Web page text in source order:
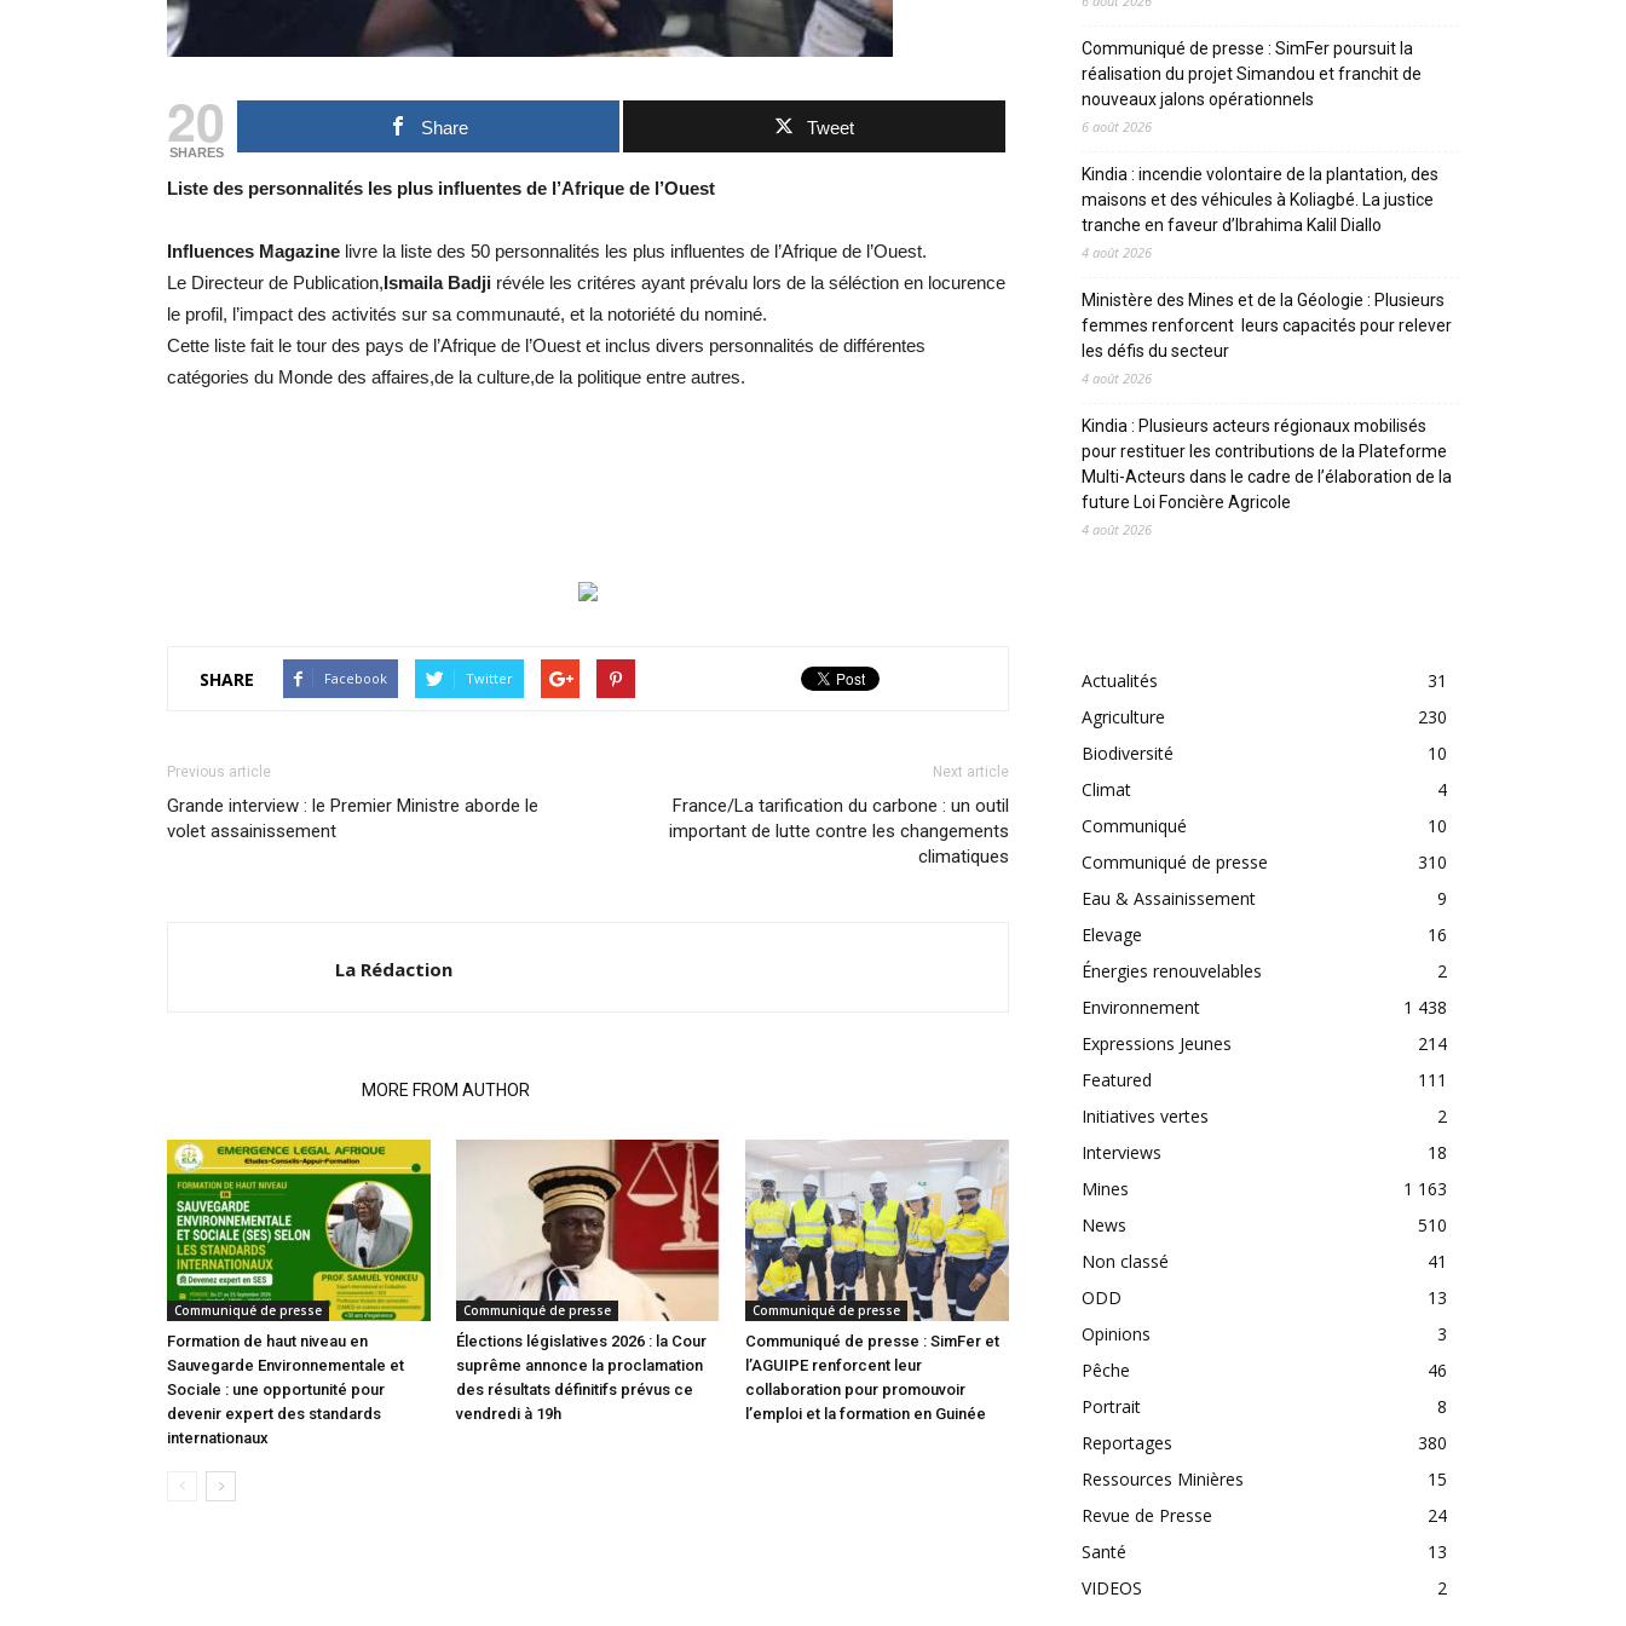
20
SHARES
Share Tweet
Liste des personnalités les plus influentes de l’Afrique de l’Ouest
Influences Magazine livre la liste des 50 personnalités les plus influentes de l’Afrique de l’Ouest.
Le Directeur de Publication,Ismaila Badji révéle les critéres ayant prévalu lors de la séléction en locurence
le profil, l’impact des activités sur sa communauté, et la notoriété du nominé.
Cette liste fait le tour des pays de l’Afrique de l’Ouest et inclus divers personnalités de différentes
catégories du Monde des affaires,de la culture,de la politique entre autres.
SHARE Facebook Twitter
Previous article
Grande interview : le Premier Ministre aborde le
volet assainissement
Next article
France/La tarification du carbone : un outil
important de lutte contre les changements
climatiques
La Rédaction
MORE FROM AUTHOR
Communiqué de presse
Formation de haut niveau en
Sauvegarde Environnementale et
Sociale : une opportunité pour
devenir expert des standards
internationaux
Communiqué de presse
Élections législatives 2026 : la Cour
suprême annonce la proclamation
des résultats définitifs prévus ce
vendredi à 19h
Communiqué de presse
Communiqué de presse : SimFer et
l’AGUIPE renforcent leur
collaboration pour promouvoir
l’emploi et la formation en Guinée
Communiqué de presse : SimFer poursuit la
réalisation du projet Simandou et franchit de
nouveaux jalons opérationnels
6 août 2026
Kindia : incendie volontaire de la plantation, des
maisons et des véhicules à Koliagbé. La justice
tranche en faveur d’Ibrahima Kalil Diallo
4 août 2026
Ministère des Mines et de la Géologie : Plusieurs
femmes renforcent leurs capacités pour relever
les défis du secteur
4 août 2026
Kindia : Plusieurs acteurs régionaux mobilisés
pour restituer les contributions de la Plateforme
Multi-Acteurs dans le cadre de l’élaboration de la
future Loi Foncière Agricole
4 août 2026
Actualités
31
Agriculture
230
Biodiversité
10
Climat
4
Communiqué
10
Communiqué de presse
310
Eau & Assainissement
9
Elevage
16
Énergies renouvelables
2
Environnement
1 438
Expressions Jeunes
214
Featured
111
Initiatives vertes
2
Interviews
18
Mines
1 163
News
510
Non classé
41
ODD
13
Opinions
3
Pêche
46
Portrait
8
Reportages
380
Ressources Minières
15
Revue de Presse
24
Santé
13
VIDEOS
2